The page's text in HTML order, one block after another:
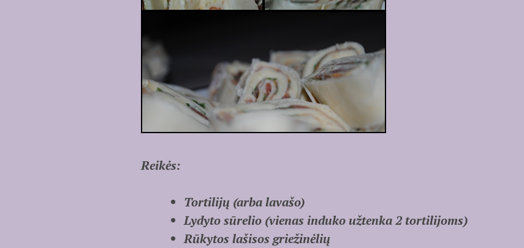
Reikės:
Tortilijų (arba lavašo)
Lydyto sūrelio (vienas induko užtenka 2 tortilijoms)
Rūkytos lašisos griežinėlių